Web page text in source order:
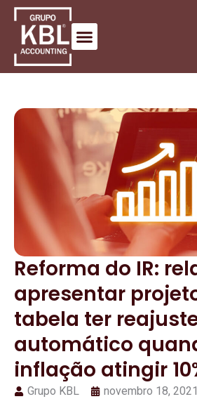
Reforma do IR:
apresentar
tabela ter
automático
inflação atingir
Grupo KBL novembro 18, 2021